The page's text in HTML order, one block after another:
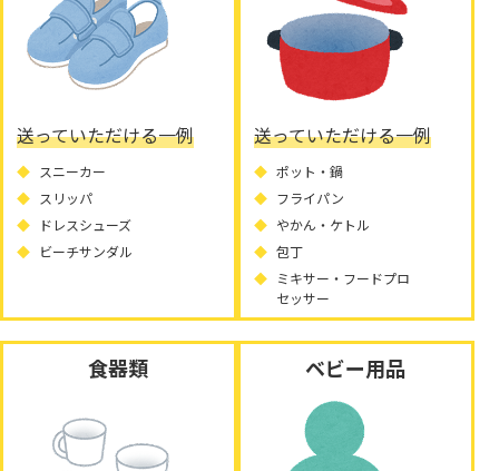
送っていただける一例
スニーカー
スリッパ
ドレスシューズ
ビーチサンダル
送っていただける一例
ポット・鍋
フライパン
やかん・ケトル
包丁
ミキサー・フードプロ
セッサー
食器類 ベビー用品